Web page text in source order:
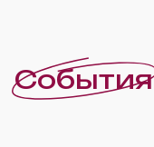
События